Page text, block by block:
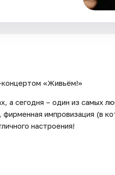
«Живьём!»
а сегодня – один из самых
импровизация (в
настроения!